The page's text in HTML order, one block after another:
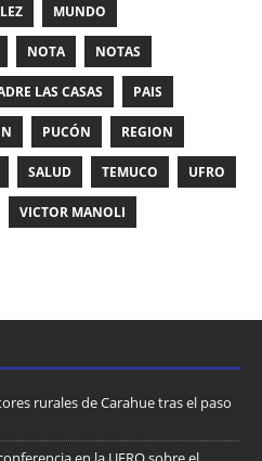
MUNDO
NOTA NOTAS
LAS CASAS PAIS
PUCÓN REGION
SALUD TEMUCO UFRO
VICTOR MANOLI
rurales de Carahue tras el paso